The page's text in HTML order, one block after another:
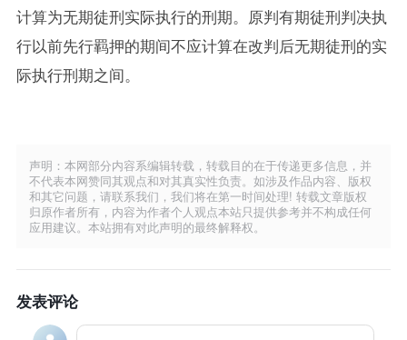
计算为无期徒刑实际执行的刑期。原判有期徒刑判决执
行以前先行羁押的期间不应计算在改判后无期徒刑的实
际执行刑期之间。
声明：本网部分内容系编辑转载，转载目的在于传递更多信息，并
不代表本网赞同其观点和对其真实性负责。如涉及作品内容、版权
和其它问题，请联系我们，我们将在第一时间处理! 转载文章版权
归原作者所有，内容为作者个人观点本站只提供参考并不构成任何
应用建议。本站拥有对此声明的最终解释权。
发表评论